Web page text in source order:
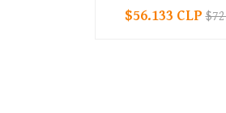
+
$56.133 CLP